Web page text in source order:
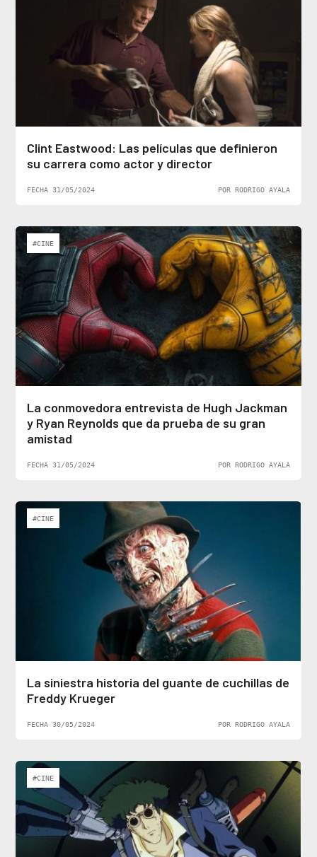
Clint Eastwood: Las películas que definieron
su carrera como actor y director
FECHA 31/05/2024 POR RODRIGO AYALA
#CINE
La conmovedora entrevista de Hugh Jackman
y Ryan Reynolds que da prueba de su gran
amistad
FECHA 31/05/2024 POR RODRIGO AYALA
#CINE
La siniestra historia del guante de cuchillas de
Freddy Krueger
FECHA 30/05/2024 POR RODRIGO AYALA
#CINE